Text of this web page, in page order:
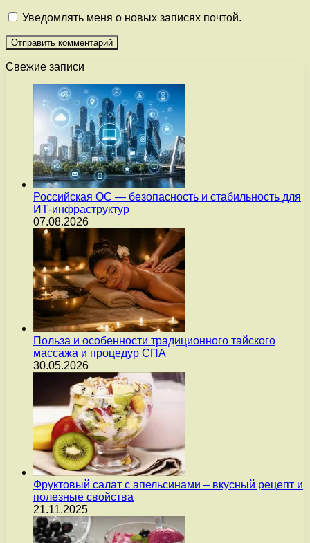
Уведомлять меня о новых записях почтой.
Свежие записи
Российская ОС — безопасность и стабильность для
ИТ-инфраструктур
07.08.2026
Польза и особенности традиционного тайского
массажа и процедур СПА
30.05.2026
Фруктовый салат с апельсинами – вкусный рецепт и
полезные свойства
21.11.2025